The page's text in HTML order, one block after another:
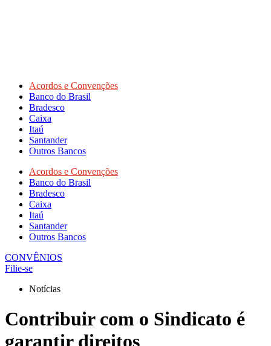
Acordos e Convenções
Banco do Brasil
Bradesco
Caixa
Itaú
Santander
Outros Bancos
Acordos e Convenções
Banco do Brasil
Bradesco
Caixa
Itaú
Santander
Outros Bancos
CONVÊNIOS
Filie-se
Notícias
Contribuir com o Sindicato é
garantir direitos